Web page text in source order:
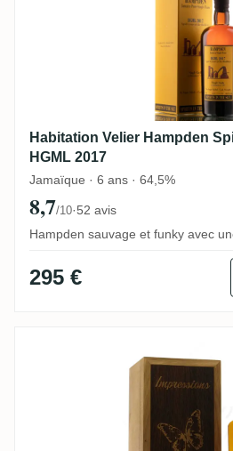
Habitation Velier Hampden
HGML 2017
Jamaïque · 6 ans · 64,5%
8,7/10·52 avis
Hampden sauvage et funky avec
295 €
CoR Hampden